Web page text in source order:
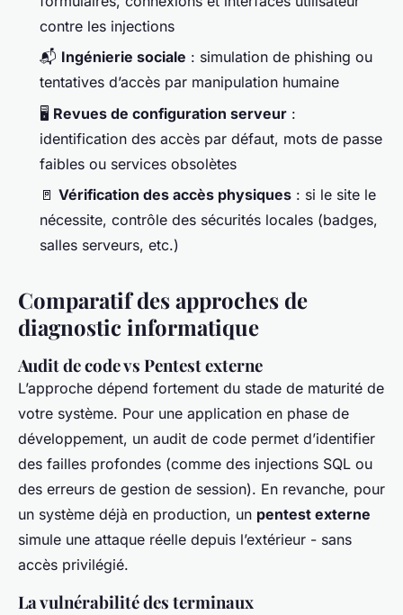
contre les injections
📬 Ingénierie sociale : simulation de phishing ou
tentatives d’accès par manipulation humaine
🖥️ Revues de configuration serveur :
identification des accès par défaut, mots de passe
faibles ou services obsolètes
🚪 Vérification des accès physiques : si le site le
nécessite, contrôle des sécurités locales (badges,
salles serveurs, etc.)
Comparatif des approches de
diagnostic informatique
Audit de code vs Pentest externe
L’approche dépend fortement du stade de maturité de
votre système. Pour une application en phase de
développement, un audit de code permet d’identifier
des failles profondes (comme des injections SQL ou
des erreurs de gestion de session). En revanche, pour
un système déjà en production, un pentest externe
simule une attaque réelle depuis l’extérieur - sans
accès privilégié.
La vulnérabilité des terminaux